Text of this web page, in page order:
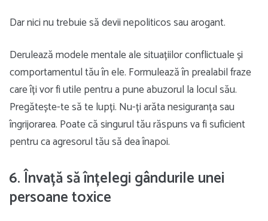
Dar nici nu trebuie să devii nepoliticos sau arogant.
Derulează modele mentale ale situațiilor conflictuale și
comportamentul tău în ele. Formulează în prealabil fraze
care îți vor fi utile pentru a pune abuzorul la locul său.
Pregătește-te să te lupți. Nu-ți arăta nesiguranța sau
îngrijorarea. Poate că singurul tău răspuns va fi suficient
pentru ca agresorul tău să dea înapoi.
6. Învață să înțelegi gândurile unei
persoane toxice